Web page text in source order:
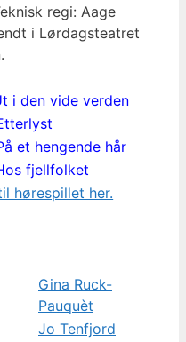
regi: Aage
i Lørdagsteatret
i den vide verden
et hengende hår
fjellfolket
hørespillet her.
Gina Ruck-
Pauquèt
Jo Tenfjord